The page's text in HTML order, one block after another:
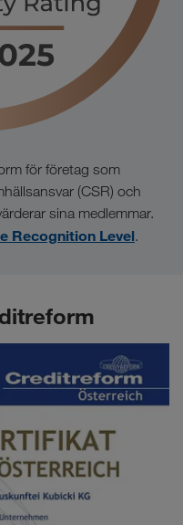
för företag som
(CSR) och
sina medlemmar.
Recognition Level.